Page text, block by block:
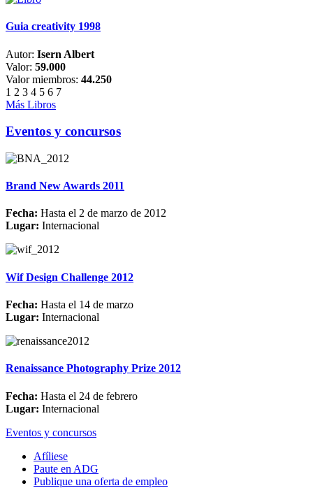
Guia creativity 1998
Autor: Isern Albert
Valor: 59.000
Valor miembros: 44.250
1 2 3 4 5 6 7
Más Libros
Eventos y concursos
Brand New Awards 2011
Fecha: Hasta el 2 de marzo de 2012
Lugar: Internacional
Wif Design Challenge 2012
Fecha: Hasta el 14 de marzo
Lugar: Internacional
Renaissance Photography Prize 2012
Fecha: Hasta el 24 de febrero
Lugar: Internacional
Eventos y concursos
Afíliese
Paute en ADG
Publique una oferta de empleo